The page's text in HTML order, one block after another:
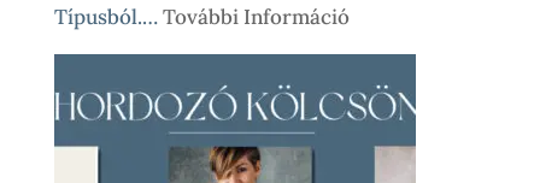
Típusból.…További Információ:
Babahordozó
Kölcsönzés
Lépésről
Lépésre